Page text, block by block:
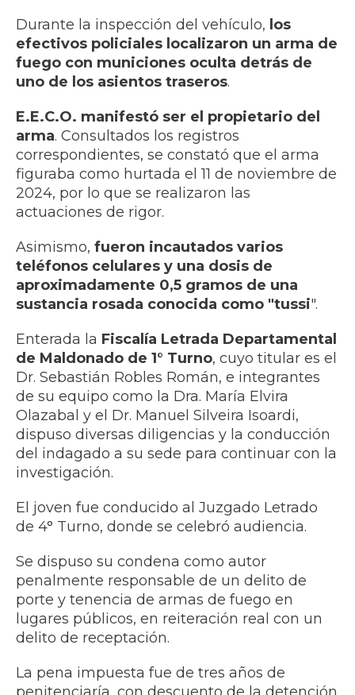
Durante la inspección del vehículo, los
efectivos policiales localizaron un arma de
fuego con municiones oculta detrás de
uno de los asientos traseros.
E.E.C.O. manifestó ser el propietario del
arma. Consultados los registros
correspondientes, se constató que el arma
figuraba como hurtada el 11 de noviembre de
2024, por lo que se realizaron las
actuaciones de rigor.
Asimismo, fueron incautados varios
teléfonos celulares y una dosis de
aproximadamente 0,5 gramos de una
sustancia rosada conocida como "tussi".
Enterada la Fiscalía Letrada Departamental
de Maldonado de 1° Turno, cuyo titular es el
Dr. Sebastián Robles Román, e integrantes
de su equipo como la Dra. María Elvira
Olazabal y el Dr. Manuel Silveira Isoardi,
dispuso diversas diligencias y la conducción
del indagado a su sede para continuar con la
investigación.
El joven fue conducido al Juzgado Letrado
de 4° Turno, donde se celebró audiencia.
Se dispuso su condena como autor
penalmente responsable de un delito de
porte y tenencia de armas de fuego en
lugares públicos, en reiteración real con un
delito de receptación.
La pena impuesta fue de tres años de